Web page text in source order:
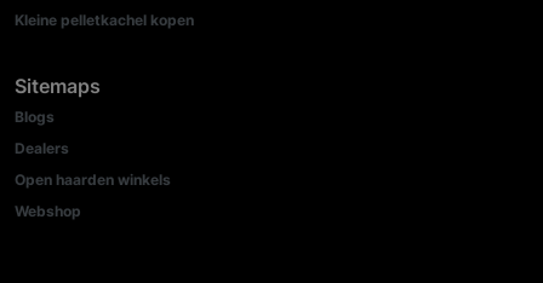
Kleine pelletkachel kopen
Sitemaps
Blogs
Dealers
Open haarden winkels
Webshop